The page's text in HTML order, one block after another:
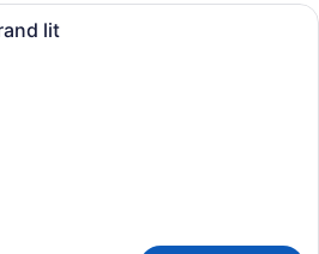
Une chambre d’hôtel moderne
lit